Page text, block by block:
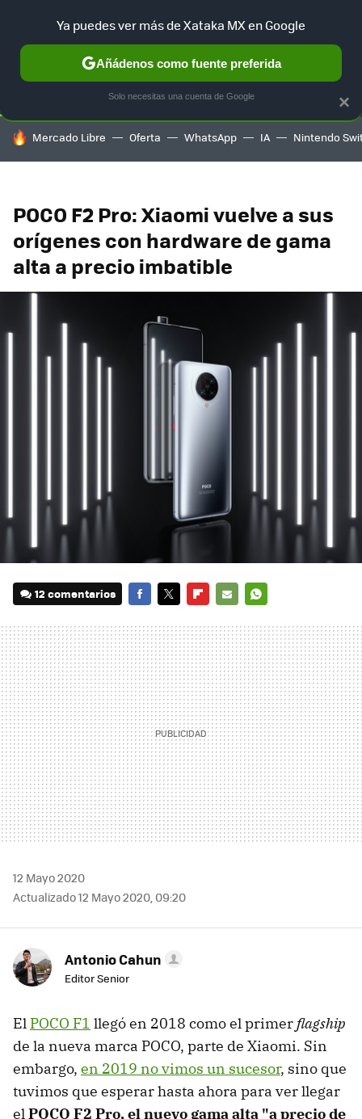
SELECCIÓN GAMING HOME AUTO TERRITORIO
HOY SE HABLA DE
Mercado Libre Oferta WhatsApp IA Nintendo
POCO F2 Pro: Xiaomi vuelve a sus
orígenes con hardware de gama
alta a precio imbatible
12 comentarios
MAIL
12 Mayo 2020
Actualizado 12 Mayo 2020, 09:20
Antonio Cahun
Editor Senior
El POCO F1 llegó en 2018 como el primer flagship
de la nueva marca POCO, parte de Xiaomi. Sin
embargo, en 2019 no vimos un sucesor, sino que
tuvimos que esperar hasta ahora para ver llegar
el POCO F2 Pro, el nuevo gama alta "a precio de
×
Ya puedes ver más de Xataka MX en Google
Añádenos como fuente preferida
Solo necesitas una cuenta de Google